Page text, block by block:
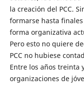
la creación del PCC.
formarse hasta
forma organizativa
Pero esto no quiere
PCC no hubiese
Entre los años treinta
organizaciones de